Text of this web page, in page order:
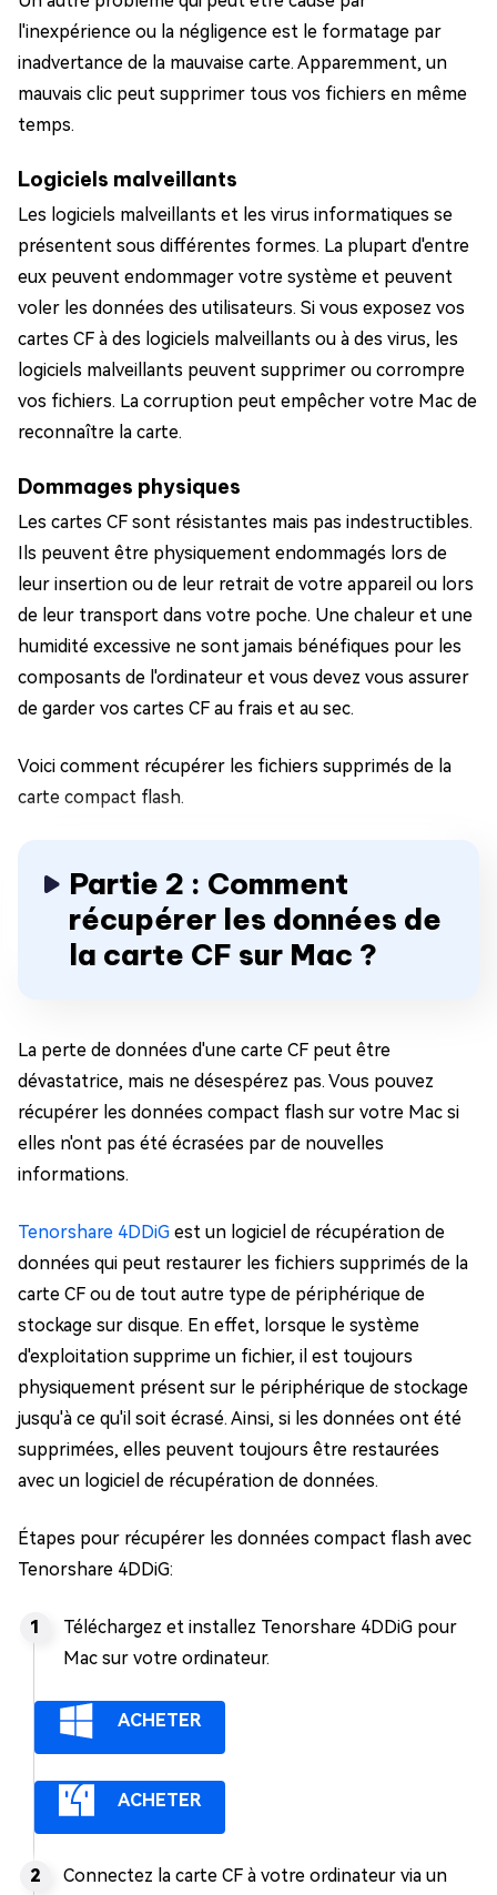
l'inexpérience ou la négligence est le formatage par
inadvertance de la mauvaise carte. Apparemment, un
mauvais clic peut supprimer tous vos fichiers en même
temps.
Logiciels malveillants
Les logiciels malveillants et les virus informatiques se
présentent sous différentes formes. La plupart d'entre
eux peuvent endommager votre système et peuvent
voler les données des utilisateurs. Si vous exposez vos
cartes CF à des logiciels malveillants ou à des virus, les
logiciels malveillants peuvent supprimer ou corrompre
vos fichiers. La corruption peut empêcher votre Mac de
reconnaître la carte.
Dommages physiques
Les cartes CF sont résistantes mais pas indestructibles.
Ils peuvent être physiquement endommagés lors de
leur insertion ou de leur retrait de votre appareil ou lors
de leur transport dans votre poche. Une chaleur et une
humidité excessive ne sont jamais bénéfiques pour les
composants de l'ordinateur et vous devez vous assurer
de garder vos cartes CF au frais et au sec.
Voici comment récupérer les fichiers supprimés de la
carte compact flash.
Partie 2 : Comment
récupérer les données de
la carte CF sur Mac ?
La perte de données d'une carte CF peut être
dévastatrice, mais ne désespérez pas. Vous pouvez
récupérer les données compact flash sur votre Mac si
elles n'ont pas été écrasées par de nouvelles
informations.
Tenorshare 4DDiG est un logiciel de récupération de
données qui peut restaurer les fichiers supprimés de la
carte CF ou de tout autre type de périphérique de
stockage sur disque. En effet, lorsque le système
d'exploitation supprime un fichier, il est toujours
physiquement présent sur le périphérique de stockage
jusqu'à ce qu'il soit écrasé. Ainsi, si les données ont été
supprimées, elles peuvent toujours être restaurées
avec un logiciel de récupération de données.
Étapes pour récupérer les données compact flash avec
Tenorshare 4DDiG:
Téléchargez et installez Tenorshare 4DDiG pour
Mac sur votre ordinateur.
ACHETER
ACHETER
Connectez la carte CF à votre ordinateur via un